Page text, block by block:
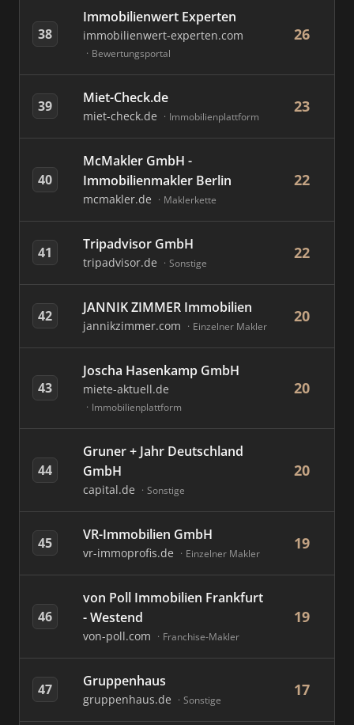
38
Immobilienwert Experten
immobilienwert-experten.com
Bewertungsportal
26
39 Miet-Check.de
miet-check.de Immobilienplattform
23
40
McMakler GmbH -
Immobilienmakler Berlin
mcmakler.de Maklerkette
22
41 Tripadvisor GmbH
tripadvisor.de Sonstige
22
42 JANNIK ZIMMER Immobilien
jannikzimmer.com Einzelner Makler
20
43
Joscha Hasenkamp GmbH
miete-aktuell.de
Immobilienplattform
20
44
Gruner + Jahr Deutschland
GmbH
capital.de Sonstige
20
45 VR-Immobilien GmbH
vr-immoprofis.de Einzelner Makler
19
46
von Poll Immobilien Frankfurt
- Westend
von-poll.com Franchise-Makler
19
47 Gruppenhaus
gruppenhaus.de Sonstige
17